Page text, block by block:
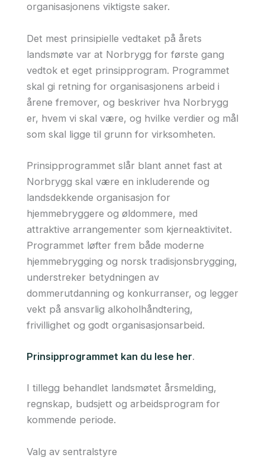
organisasjonens viktigste saker.
Det mest prinsipielle vedtaket på årets
landsmøte var at Norbrygg for første gang
vedtok et eget prinsipprogram. Programmet
skal gi retning for organisasjonens arbeid i
årene fremover, og beskriver hva Norbrygg
er, hvem vi skal være, og hvilke verdier og mål
som skal ligge til grunn for virksomheten.
Prinsipprogrammet slår blant annet fast at
Norbrygg skal være en inkluderende og
landsdekkende organisasjon for
hjemmebryggere og øldommere, med
attraktive arrangementer som kjerneaktivitet.
Programmet løfter frem både moderne
hjemmebrygging og norsk tradisjonsbrygging,
understreker betydningen av
dommerutdanning og konkurranser, og legger
vekt på ansvarlig alkoholhåndtering,
frivillighet og godt organisasjonsarbeid.
Prinsipprogrammet kan du lese her.
I tillegg behandlet landsmøtet årsmelding,
regnskap, budsjett og arbeidsprogram for
kommende periode.
Valg av sentralstyre